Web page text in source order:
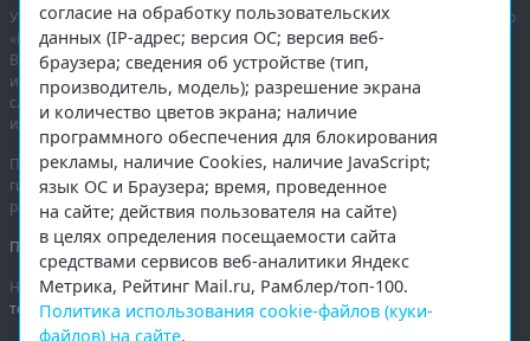
Учредитель — общество с ограниченной ответственностью «Агентство
«Правда Севера».
Выписка из реестра зарегистрированных средств массовой
информации:ЭЛ № ФС 77-74226 от 09.11.2018 выдано Федеральной
службой по надзору в сфере связи, информационных технологий
и массовых коммуникаций (Роскомнадзор).
При полном или частичном использовании любых материалов
гиперссылка на region29.ruобязательна. Копирование материалов без
разрешения администрации сайта запрещено.
Правовая информация.
На информационном ресурсе применяютсярекомендательные
технологии.
согласие на обработку пользовательских
данных (IP-адрес; версия ОС; версия веб-
браузера; сведения об устройстве (тип,
производитель, модель); разрешение экрана
и количество цветов экрана; наличие
программного обеспечения для блокирования
рекламы, наличие Cookies, наличие JavaScript;
язык ОС и Браузера; время, проведенное
на сайте; действия пользователя на сайте)
в целях определения посещаемости сайта
средствами сервисов веб-аналитики Яндекс
Метрика, Рейтинг Mail.ru, Рамблер/топ-100.
Политика использования cookie-файлов (куки-
файлов) на сайте.